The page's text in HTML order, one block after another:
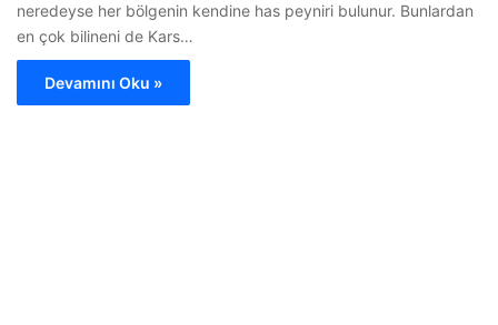
neredeyse her bölgenin kendine has peyniri bulunur. Bunlardan
en çok bilineni de Kars…
Devamını Oku »